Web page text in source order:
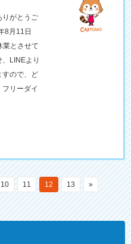
りがとうご
8月11日
業とさせて
LINEより
すので、ど
リーダイ
10 11 12 13 »